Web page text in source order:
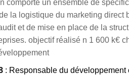
comporte un ensemble de
la logistique du marketing direct
et de mise en place de la
objectif réalisé n 1 600 k€
: Responsable du développement